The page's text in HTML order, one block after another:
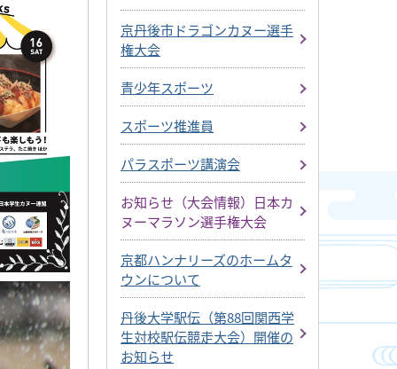
京丹後市ドラゴンカヌー選手
権大会
青少年スポーツ
スポーツ推進員
パラスポーツ講演会
お知らせ（大会情報）日本カ
ヌーマラソン選手権大会
京都ハンナリーズのホームタ
ウンについて
丹後大学駅伝（第88回関西学
生対校駅伝競走大会）開催の
お知らせ